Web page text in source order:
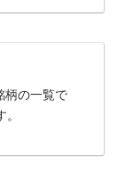
柄の一覧で